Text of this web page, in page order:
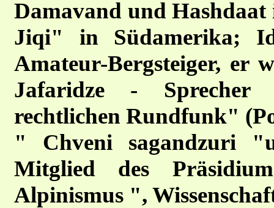
Damavand und
Jiqi" in Südamerika;
Amateur-Bergsteiger, er
Jafaridze - Sprecher
rechtlichen Rundfunk"
" Chveni sagandzuri
Mitglied des
Alpinismus ",